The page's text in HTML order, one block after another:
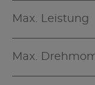
Max. Leistung
Max.